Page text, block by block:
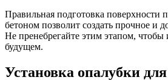
Правильная подготовка поверхности
бетоном позволит создать прочное и
Не пренебрегайте этим этапом, чтобы
будущем.
Установка опалубки